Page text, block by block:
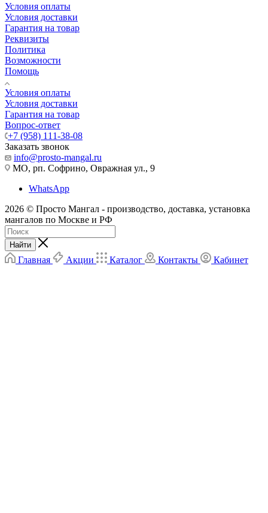
Условия оплаты
Условия доставки
Гарантия на товар
Реквизиты
Политика
Возможности
Помощь
Условия оплаты
Условия доставки
Гарантия на товар
Вопрос-ответ
+7 (958) 111-38-08
Заказать звонок
info@prosto-mangal.ru
МО, рп. Софрино, Овражная ул., 9
WhatsApp
2026 © Просто Мангал - производство, доставка, установка
мангалов по Москве и РФ
Найти
Главная Акции Каталог Контакты Кабинет